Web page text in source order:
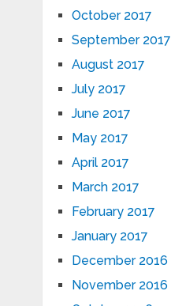
October 2017
September 2017
August 2017
July 2017
June 2017
May 2017
April 2017
March 2017
February 2017
January 2017
December 2016
November 2016